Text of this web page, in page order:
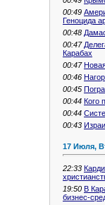
00:49
Геноцида
00:48
00:47
Карабах
00:47
00:46
00:45
00:44 Кого
00:44
00:43
17 Июля,
22:33
19:50 В
бизнес-